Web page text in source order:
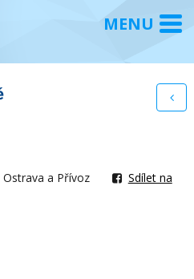
a Přívoz
Sdílet na